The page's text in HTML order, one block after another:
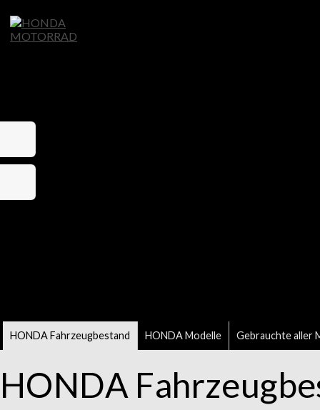
HONDA Fahrzeugbestand HONDA Modelle Gebrauchte aller
HONDA